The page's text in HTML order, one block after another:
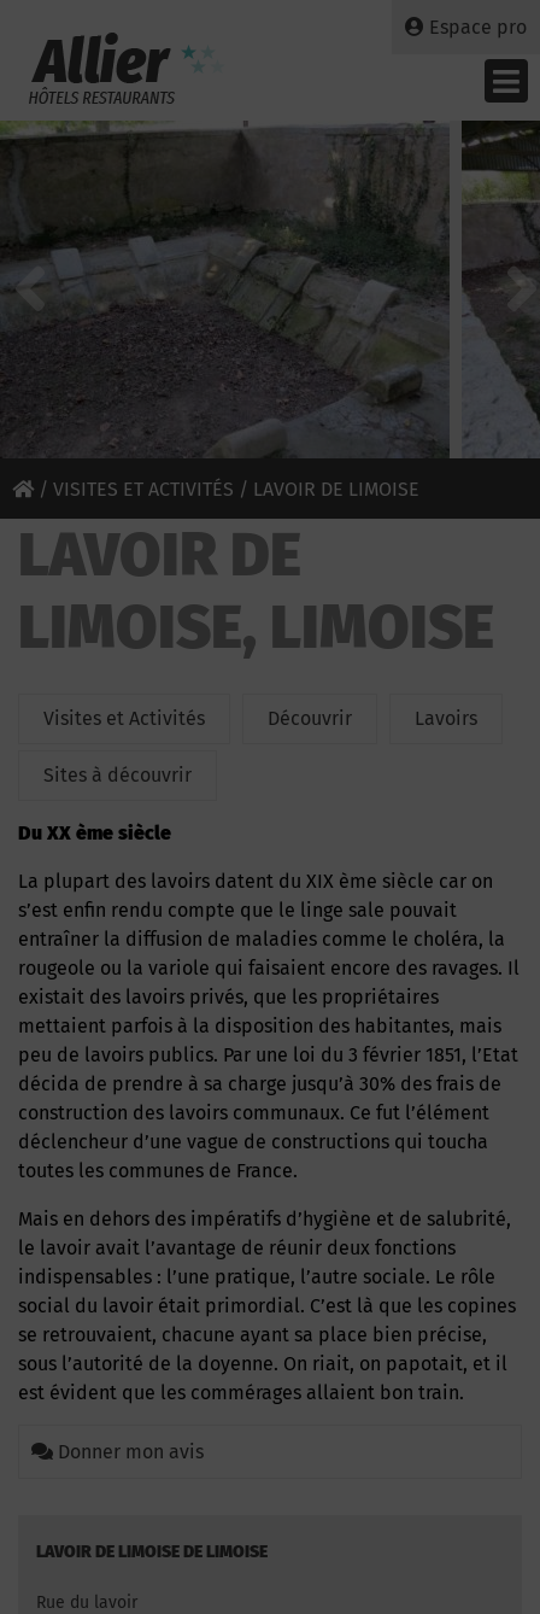
Espace pro
/ VISITES ET ACTIVITÉS / LAVOIR DE LIMOISE
LAVOIR DE
LIMOISE, LIMOISE
Visites et Activités Découvrir Lavoirs
Sites à découvrir
Du XX ème siècle
La plupart des lavoirs datent du XIX ème siècle car on
s’est enfin rendu compte que le linge sale pouvait
entraîner la diffusion de maladies comme le choléra, la
rougeole ou la variole qui faisaient encore des ravages. Il
existait des lavoirs privés, que les propriétaires
mettaient parfois à la disposition des habitantes, mais
peu de lavoirs publics. Par une loi du 3 février 1851, l’Etat
décida de prendre à sa charge jusqu’à 30% des frais de
construction des lavoirs communaux. Ce fut l’élément
déclencheur d’une vague de constructions qui toucha
toutes les communes de France.
Mais en dehors des impératifs d’hygiène et de salubrité,
le lavoir avait l’avantage de réunir deux fonctions
indispensables : l’une pratique, l’autre sociale. Le rôle
social du lavoir était primordial. C’est là que les copines
se retrouvaient, chacune ayant sa place bien précise,
sous l’autorité de la doyenne. On riait, on papotait, et il
est évident que les commérages allaient bon train.
Donner mon avis
LAVOIR DE LIMOISE DE LIMOISE
Rue du lavoir